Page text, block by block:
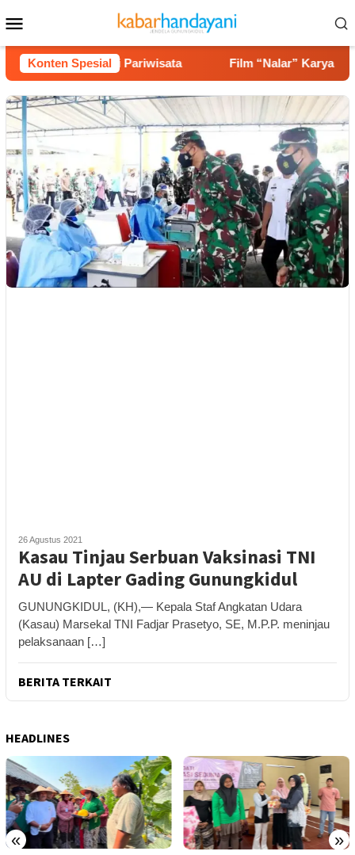
ke
kontenMobile
Konten Spesial
Potensi Pariwisata Film “Nalar” Karya Guru
26 Agustus 2021
Kasau Tinjau Serbuan Vaksinasi TNI
AU di Lapter Gading Gunungkidul
GUNUNGKIDUL, (KH),— Kepala Staf Angkatan Udara
(Kasau) Marsekal TNI Fadjar Prasetyo, SE, M.P.P. meninjau
pelaksanaan […]
BERITA TERKAIT
HEADLINES
« »